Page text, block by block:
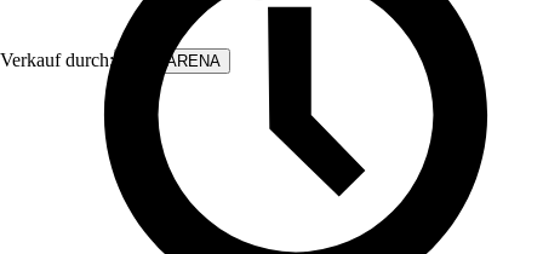
Verkauf durch: WALLARENA